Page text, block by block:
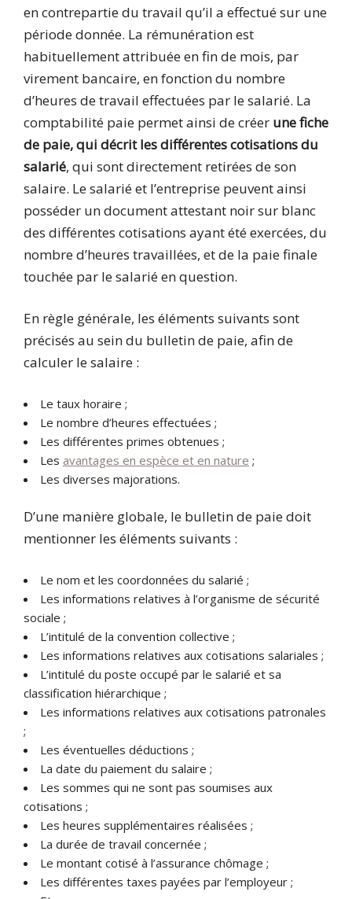
en contrepartie du travail qu’il a effectué sur une
période donnée. La rémunération est
habituellement attribuée en fin de mois, par
virement bancaire, en fonction du nombre
d’heures de travail effectuées par le salarié. La
comptabilité paie permet ainsi de créer une fiche
de paie, qui décrit les différentes cotisations du
salarié, qui sont directement retirées de son
salaire. Le salarié et l’entreprise peuvent ainsi
posséder un document attestant noir sur blanc
des différentes cotisations ayant été exercées, du
nombre d’heures travaillées, et de la paie finale
touchée par le salarié en question.
En règle générale, les éléments suivants sont
précisés au sein du bulletin de paie, afin de
calculer le salaire :
Le taux horaire ;
Le nombre d’heures effectuées ;
Les différentes primes obtenues ;
Les avantages en espèce et en nature ;
Les diverses majorations.
D’une manière globale, le bulletin de paie doit
mentionner les éléments suivants :
Le nom et les coordonnées du salarié ;
Les informations relatives à l’organisme de sécurité
sociale ;
L’intitulé de la convention collective ;
Les informations relatives aux cotisations salariales ;
L’intitulé du poste occupé par le salarié et sa
classification hiérarchique ;
Les informations relatives aux cotisations patronales
;
Les éventuelles déductions ;
La date du paiement du salaire ;
Les sommes qui ne sont pas soumises aux
cotisations ;
Les heures supplémentaires réalisées ;
La durée de travail concernée ;
Le montant cotisé à l’assurance chômage ;
Les différentes taxes payées par l’employeur ;